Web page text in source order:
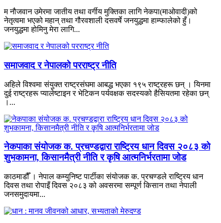
म नौजवान उमेरमा जातीय तथा वर्गीय मुक्तिका लागि नेकपा(माओवादी)को
नेतृत्वमा भएको महान् तथा गौरवशाली दसवर्षे जनयुद्धमा हाम्फालेको हुँ।
जनयुद्धमा होमिनु मेरा लागि...
समाजवाद र नेपालको परराष्ट्र नीति
अहिले विश्वमा संयुक्त राष्ट्रसंघमा आबद्ध भएका १९५ राष्ट्रहरू छन् । यिनमा
दुई राष्ट्रहरू प्यालेष्टाइन र भेटिकन पर्यवक्षक सदस्यको हैसियतमा रहेका छन्
।...
नेकपाका संयोजक क. प्रचण्डद्वारा राष्ट्रिय धान दिवस २०८३ को
शुभकामना, किसानमैत्री नीति र कृषि आत्मनिर्भरतामा जोड
काठमाडौँ । नेपाल कम्युनिष्ट पार्टीका संयोजक क. प्रचण्डले राष्ट्रिय धान
दिवस तथा रोपाइँ दिवस २०८३ को अवसरमा सम्पूर्ण किसान तथा नेपाली
जनसमुदायमा...